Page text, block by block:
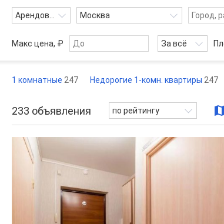
Арендовать Москва
Макс цена, ₽ За всё
1 комнатные 247 Недорогие 1-комн. квартиры 247
233 объявления по рейтингу